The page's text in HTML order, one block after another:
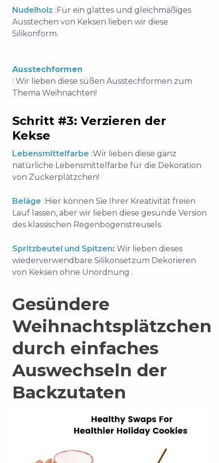
Nudelholz : Für ein glattes und gleichmäßiges
Ausstechen von Keksen lieben wir diese
Silikonform.
Ausstechformen
: Wir lieben diese süßen Ausstechformen zum
Thema Weihnachten!
Schritt #3: Verzieren der
Kekse
Lebensmittelfarbe :Wir lieben diese ganz
natürliche Lebensmittelfarbe für die Dekoration
von Zuckerplätzchen!
Beläge : Hier können Sie Ihrer Kreativität freien
Lauf lassen, aber wir lieben diese gesunde Version
des klassischen Regenbogenstreusels.
Spritzbeutel und Spitzen: Wir lieben dieses
wiederverwendbare Silikonsetzum Dekorieren
von Keksen ohne Unordnung .
Gesündere
Weihnachtsplätzchen
durch einfaches
Auswechseln der
Backzutaten